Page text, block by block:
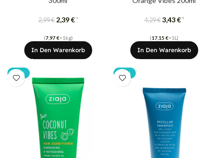
2,99€ 2,39€ *
(7,97€=1kg)
In Den Warenkorb
4,29€ 3,43€ *
(17,15 €=1L)
In Den Warenkorb
-20% -20%